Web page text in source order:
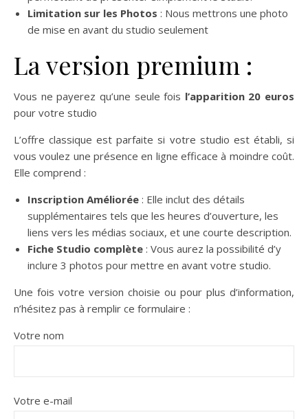
Limitation sur les Photos : Nous mettrons une photo
de mise en avant du studio seulement
La version premium :
Vous ne payerez qu’une seule fois l’apparition 20 euros
pour votre studio
L’offre classique est parfaite si votre studio est établi, si
vous voulez une présence en ligne efficace à moindre coût.
Elle comprend :
Inscription Améliorée : Elle inclut des détails
supplémentaires tels que les heures d’ouverture, les
liens vers les médias sociaux, et une courte description.
Fiche Studio complète : Vous aurez la possibilité d’y
inclure 3 photos pour mettre en avant votre studio.
Une fois votre version choisie ou pour plus d’information,
n’hésitez pas à remplir ce formulaire :
Votre nom
Votre e-mail